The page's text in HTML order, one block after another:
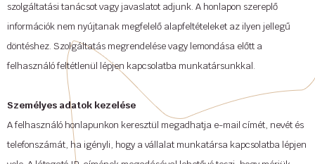
szolgáltatási tanácsot vagy javaslatot adjunk. A honlapon szereplő
információk nem nyújtanak megfelelő alapfeltételeket az ilyen jellegű
döntéshez. Szolgáltatás megrendelése vagy lemondása előtt a
felhasználó feltétlenül lépjen kapcsolatba munkatársunkkal.
Személyes adatok kezelése
A felhasználó honlapunkon keresztül megadhatja e-mail címét, nevét és
telefonszámát, ha igényli, hogy a vállalat munkatársa kapcsolatba lépjen